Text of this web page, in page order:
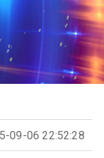
09-06 22:52:28